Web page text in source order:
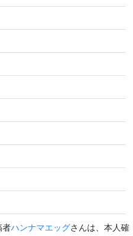
者ハンナマエッグさんは、本人確